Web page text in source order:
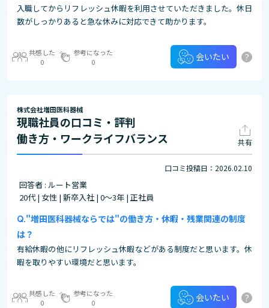
入職してからリフレッシュ休暇を利用させていただきました。休日
数がしっかりあると急な休みに対応できて助かります。
共感した
0
参考になった
0
会いたい ?
株式会社増田医科器械
現職社員の口コミ・評判
働き方・ワークライフバランス
共有
口コミ投稿日：2026.02.10
回答者 : ルート営業
20代 | 女性 | 新卒入社 | 0～3年 | 正社員
"増田医科器械ならでは"の働き方・休暇・残業関連の制度
は？
有給休暇の他にリフレッシュ休暇などがある制度だと思います。休
暇を取りやすい環境だと思います。
共感した
0
参考になった
0
会いたい ?